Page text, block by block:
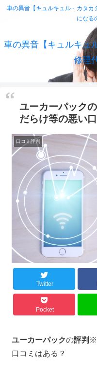
車の異音【キュルキュル・カタ
になる
車の異音【キュルキュ
修理
ユーカーパック
だらけ等の悪い
口コミ評判
Twitter
Pocket
ユーカーパックの評判 ※
口コミはある？